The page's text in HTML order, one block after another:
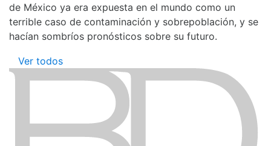
de México ya era expuesta en el mundo como un
terrible caso de contaminación y sobrepoblación, y se
hacían sombríos pronósticos sobre su futuro.
Ver todos